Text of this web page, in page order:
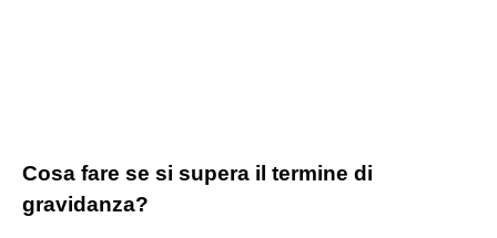
Cosa fare se si supera il termine di
gravidanza?